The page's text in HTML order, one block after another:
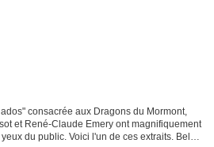
consacrée aux Dragons du Mormont,
et René-Claude Emery ont magnifiquement
du public. Voici l'un de ces extraits. Belle